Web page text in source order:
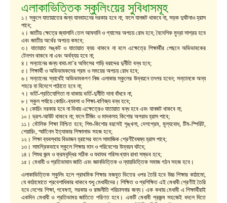
এলাকাভিত্তিক স্কুলিংয়ের সুবিধাসমূহ
১। স্কুলে যাতায়াতের জন্য যানবাহনের দরকার হবে না; ফলে যানজট থাকবে না, সড়ক দুর্ঘটনাও হ্রাস
পাবে;
২। জাতীয় ক্ষেত্রে জ্বালানি তেল আমদানি ও গ্যাসের অপচয় রোধ হবে; বৈদেশিক মুদ্রা সাশ্রয় হবে
এবং জাতীয় অর্থের অপচয় কমবে;
৩। যাতায়াত সঙ্কট ও যাতায়াত ব্যয় থাকবে না বলে এক্ষেত্রে শিক্ষার্থীর পেছনে অভিভাবকের
টেনশন থাকবে না এবং অর্থব্যয় হবে না;
৪। সন্তানের জন্য বাবা-মা’র অফিসের গাড়ি বরাদ্দের দুর্নীতি বন্ধ হবে;
৫। শিক্ষার্থী ও অভিভাবকদের শ্রম ও সময়ের অপচয় রোধ হবে;
৬। সন্তানের স্বার্থেই অভিভাবকগণ নিজ এলাকার স্কুলের উন্নয়নে তৎপর হবেন; সন্তানকে অন্য
শহরে বা বিদেশে পাঠাতে হবে না;
৭। ভর্তি-প্রতিযোগিতা না থাকায় ভর্তি-দুর্নীতি দানা বাঁধবে না;
৮। স্কুল পর্যায়ে কোচিং-ব্যবসা ও শিক্ষা-বাণিজ্য বন্ধ হবে;
৯। কোচিং দরকার হবে না বিধায় এক্ষেত্রেও যাতায়াত বন্ধ হবে এবং যানজট থাকবে না;
১০। ড্রপ-আউট থাকবে না; ফলে টিজিং ও মাদকসহ কিশোর অপরাধ হ্রাস পাবে;
১১। মৌলিক শিক্ষা নিশ্চিত হবে; শিশু-কিশোর বয়সেই শৃঙ্খলা, দেশপ্রেম, মূল্যবোধ, টিম-স্পিরিট,
শেয়ারিং, স্মার্টনেস ইত্যাকার শিক্ষালাভ সহজ হবে;
১২। শিক্ষা ব্যবস্থায় বিভাজন হ্রাসের ফলে সামাজিক শ্রেণীবৈষম্য হ্রাস পাবে;
১৩। সামগ্রিকভাবে স্কুলে শিক্ষার মান ও পরিবেশের উন্নয়ন ঘটবে;
১৪। শিশুর জন্ম ও ক্রমবৃদ্ধির সঠিক ও যথাযথ পরিসংখ্যান রাখা সম্ভব হবে;
১৫। মেধাবী ও প্রতিভাবান জাতি এবং জ্ঞানভিত্তিক ও ন্যায়ভিত্তিক সমাজ গঠন সহজ হবে।
এলাকাভিত্তিক স্কুলিং হলে প্রাথমিক শিক্ষার মজবুত ভিতের ওপর তৈরি হবে উচ্চ শিক্ষার কাঠামো,
যে কাঠামোতে প্রবেশাধিকার থাকবে শুধু মেধাবীদের। শিক্ষিত ও প্রশিক্ষিত এই মেধাবী শ্রেণীই তৈরি
হবে দেশের শিক্ষা, গবেষণা, সরকার ও রাজনীতি পরিচালনার জন্য। এক কথায় মেধাবী এ শিক্ষার্থীরাই
একদিন মেধাবী ও প্রতিভাময় জাতিতে পরিণত হবে। একটি মেধাবী প্রজন্ম সহজেই বদলে দিতে